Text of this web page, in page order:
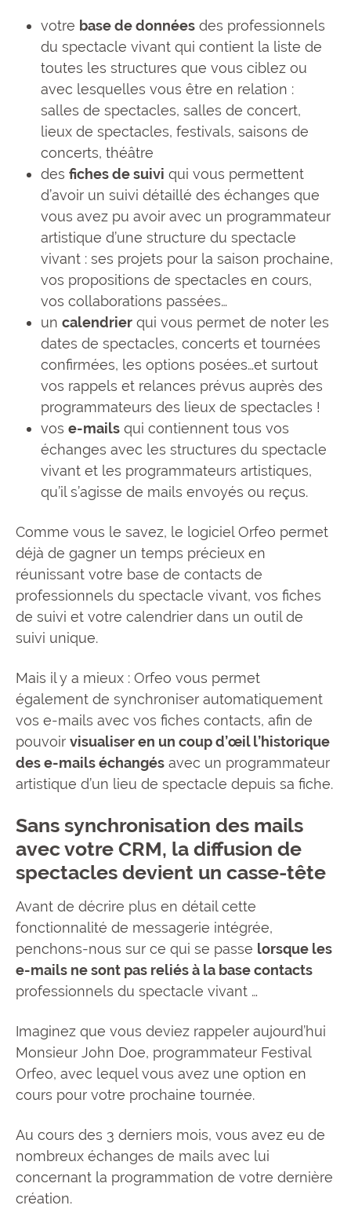
votre base de données des professionnels
du spectacle vivant qui contient la liste de
toutes les structures que vous ciblez ou
avec lesquelles vous être en relation :
salles de spectacles, salles de concert,
lieux de spectacles, festivals, saisons de
concerts, théâtre
des fiches de suivi qui vous permettent
d’avoir un suivi détaillé des échanges que
vous avez pu avoir avec un programmateur
artistique d’une structure du spectacle
vivant : ses projets pour la saison prochaine,
vos propositions de spectacles en cours,
vos collaborations passées…
un calendrier qui vous permet de noter les
dates de spectacles, concerts et tournées
confirmées, les options posées…et surtout
vos rappels et relances prévus auprès des
programmateurs des lieux de spectacles !
vos e-mails qui contiennent tous vos
échanges avec les structures du spectacle
vivant et les programmateurs artistiques,
qu’il s’agisse de mails envoyés ou reçus.
Comme vous le savez, le logiciel Orfeo permet
déjà de gagner un temps précieux en
réunissant votre base de contacts de
professionnels du spectacle vivant, vos fiches
de suivi et votre calendrier dans un outil de
suivi unique.
Mais il y a mieux : Orfeo vous permet
également de synchroniser automatiquement
vos e-mails avec vos fiches contacts, afin de
pouvoir visualiser en un coup d’œil l’historique
des e-mails échangés avec un programmateur
artistique d’un lieu de spectacle depuis sa fiche.
Sans synchronisation des mails
avec votre CRM, la diffusion de
spectacles devient un casse-tête
Avant de décrire plus en détail cette
fonctionnalité de messagerie intégrée,
penchons-nous sur ce qui se passe lorsque les
e-mails ne sont pas reliés à la base contacts
professionnels du spectacle vivant …
Imaginez que vous deviez rappeler aujourd’hui
Monsieur John Doe, programmateur Festival
Orfeo, avec lequel vous avez une option en
cours pour votre prochaine tournée.
Au cours des 3 derniers mois, vous avez eu de
nombreux échanges de mails avec lui
concernant la programmation de votre dernière
création.